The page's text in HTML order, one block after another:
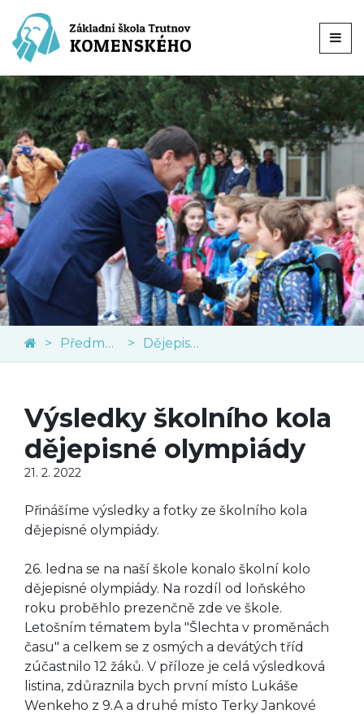
Předměty Dějepis a občanská výchova
Výsledky školního kola
dějepisné olympiády
21. 2. 2022
Přinášíme výsledky a fotky ze školního kola
dějepisné olympiády.
26. ledna se na naší škole konalo školní kolo
dějepisné olympiády. Na rozdíl od loňského
roku proběhlo prezenčně zde ve škole.
Letošním tématem byla "Šlechta v proměnách
času" a celkem se z osmých a devátých tříd
zúčastnilo 12 žáků. V příloze je celá výsledková
listina, zdůraznila bych první místo Lukáše
Wenkeho z 9.A a druhé místo Terky Jankové